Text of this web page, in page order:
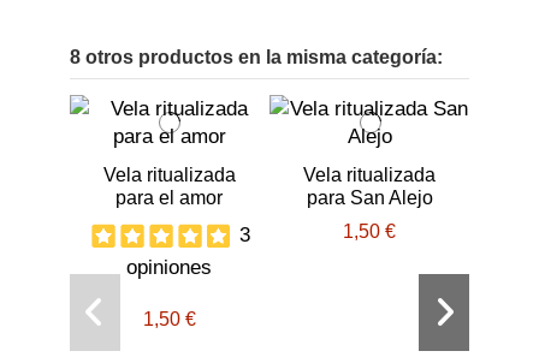
8 otros productos en la misma categoría:
Vela ritualizada
para el amor
3
opiniones
1,50 €
Vela ritualizada
para San Alejo
1,50 €